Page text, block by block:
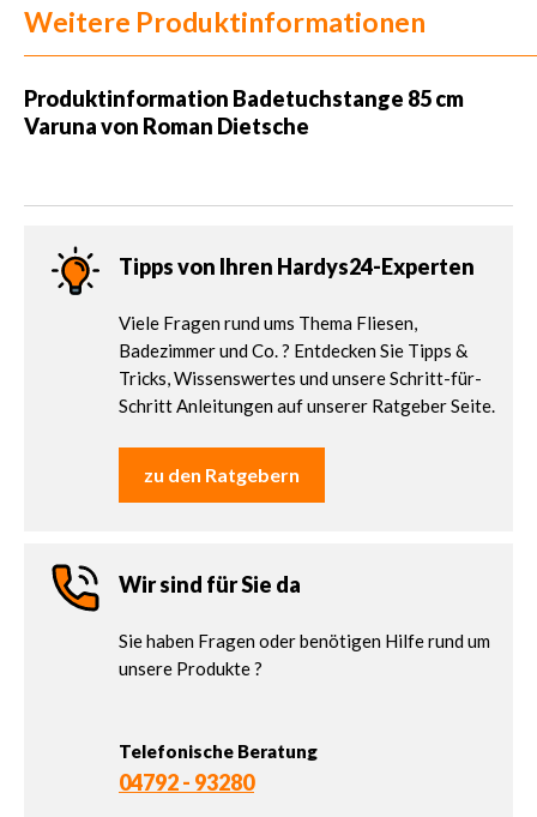
Weitere Produktinformationen
Produktinformation Badetuchstange 85 cm
Varuna von Roman Dietsche
Tipps von Ihren Hardys24-Experten
Viele Fragen rund ums Thema Fliesen,
Badezimmer und Co. ? Entdecken Sie Tipps &
Tricks, Wissenswertes und unsere Schritt-für-
Schritt Anleitungen auf unserer Ratgeber Seite.
zu den Ratgebern
Wir sind für Sie da
Sie haben Fragen oder benötigen Hilfe rund um
unsere Produkte ?
Telefonische Beratung
04792 - 93280